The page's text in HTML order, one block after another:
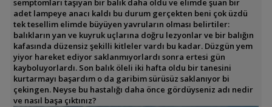
semptomları taşıyan bir balık daha öldü ve elimde şuan bir
adet lampeye anacı kaldı bu durum gerçekten beni çok üzdü
tek tesellim elimde büyüyen yavruların olması belirtiler:
balıkların yan ve kuyruk uçlarına doğru lezyonlar ve bir balığın
kafasında düzensiz şekilli kitleler vardı bu kadar. Düzgün yem
yiyor hareket ediyor saklanmıyorlardı sonra ertesi gün
kayboluyorlardı. Son balık öleli iki hafta oldu bir tanesini
kurtarmayı başardım o da garibim sürüsüz saklanıyor bi
çekingen. Neyse bu hastalığı daha önce gördüyseniz adı nedir
ve nasıl başa çıktınız?